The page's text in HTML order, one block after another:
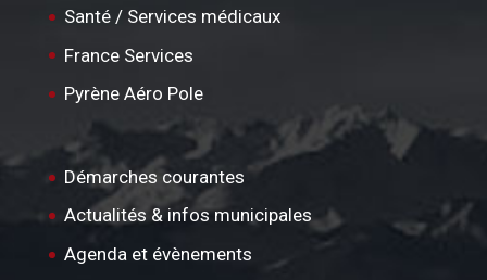
Santé / Services médicaux
France Services
Pyrène Aéro Pole
Démarches courantes
Actualités & infos municipales
Agenda et évènements